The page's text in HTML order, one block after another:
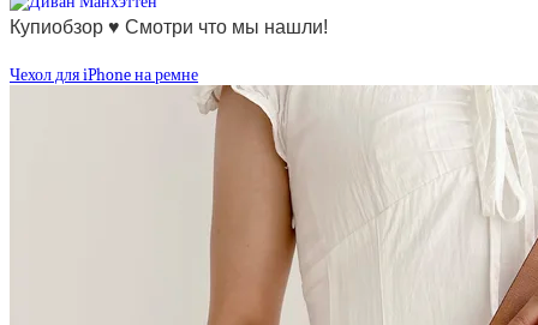
Купиобзор ♥ Смотри что мы нашли!
Чехол для iPhone на ремне